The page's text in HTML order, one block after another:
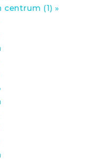
centrum (1) »